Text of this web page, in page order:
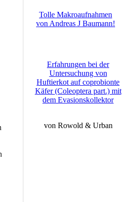
Tolle Makroaufnahmen
von Andreas J Baumann!
Erfahrungen bei der
Untersuchung von
Huftierkot auf coprobionte
Käfer (Coleoptera part.) mit
dem Evasionskollektor
von Rowold & Urban